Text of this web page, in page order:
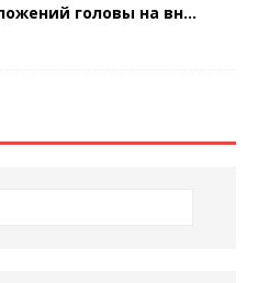
головы на вн...